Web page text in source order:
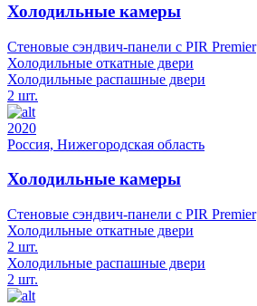
Холодильные камеры
Стеновые сэндвич-панели с PIR Premier
Холодильные откатные двери
Холодильные распашные двери
2 шт.
2020
Россия, Нижегородская область
Холодильные камеры
Стеновые сэндвич-панели с PIR Premier
Холодильные откатные двери
2 шт.
Холодильные распашные двери
2 шт.